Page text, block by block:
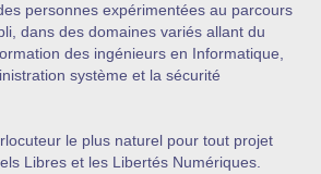
personnes expérimentées au parcours
dans des domaines variés allant du
des ingénieurs en Informatique,
système et la sécurité
le plus naturel pour tout projet
Libres et les Libertés Numériques.